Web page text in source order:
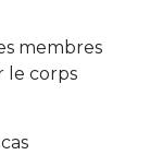
membres
le corps